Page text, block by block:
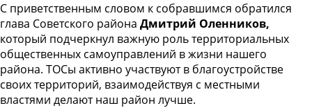
С приветственным словом к собравшимся обратился
глава Советского района Дмитрий Оленников,
который подчеркнул важную роль территориальных
общественных самоуправлений в жизни нашего
района. ТОСы активно участвуют в благоустройстве
своих территорий, взаимодействуя с местными
властями делают наш район лучше.